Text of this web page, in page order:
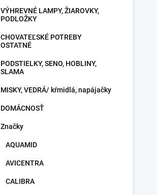
VÝHREVNÉ LAMPY, ŽIAROVKY,
PODLOŽKY
CHOVATEĽSKÉ POTREBY
OSTATNÉ
PODSTIELKY, SENO, HOBLINY,
SLAMA
MISKY, VEDRÁ/ kŕmidlá, napájačky
DOMÁCNOSŤ
Značky
AQUAMID
AVICENTRA
CALIBRA